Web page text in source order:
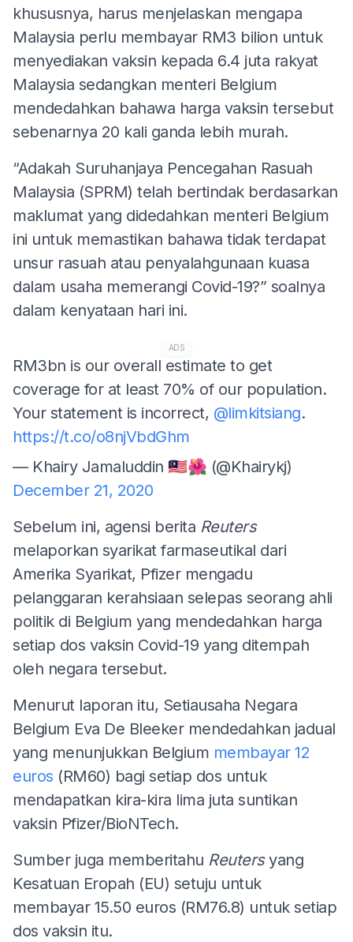
khususnya, harus menjelaskan mengapa
Malaysia perlu membayar RM3 bilion untuk
menyediakan vaksin kepada 6.4 juta rakyat
Malaysia sedangkan menteri Belgium
mendedahkan bahawa harga vaksin tersebut
sebenarnya 20 kali ganda lebih murah.
“Adakah Suruhanjaya Pencegahan Rasuah
Malaysia (SPRM) telah bertindak berdasarkan
maklumat yang didedahkan menteri Belgium
ini untuk memastikan bahawa tidak terdapat
unsur rasuah atau penyalahgunaan kuasa
dalam usaha memerangi Covid-19?” soalnya
dalam kenyataan hari ini.
ADS
RM3bn is our overall estimate to get
coverage for at least 70% of our population.
Your statement is incorrect, @limkitsiang.
https://t.co/o8njVbdGhm
— Khairy Jamaluddin 🇲🇾🌺 (@Khairykj)
December 21, 2020
Sebelum ini, agensi berita Reuters
melaporkan syarikat farmaseutikal dari
Amerika Syarikat, Pfizer mengadu
pelanggaran kerahsiaan selepas seorang ahli
politik di Belgium yang mendedahkan harga
setiap dos vaksin Covid-19 yang ditempah
oleh negara tersebut.
Menurut laporan itu, Setiausaha Negara
Belgium Eva De Bleeker mendedahkan jadual
yang menunjukkan Belgium membayar 12
euros (RM60) bagi setiap dos untuk
mendapatkan kira-kira lima juta suntikan
vaksin Pfizer/BioNTech.
Sumber juga memberitahu Reutersyang
Kesatuan Eropah (EU) setuju untuk
membayar 15.50 euros (RM76.8) untuk setiap
dos vaksin itu.